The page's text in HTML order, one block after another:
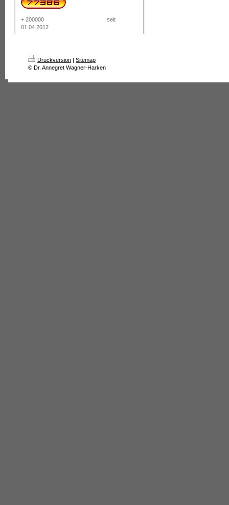
+ 200000 seit
01.04.2012
Druckversion
Sitemap
© Dr. Annegret Wagner-Harken